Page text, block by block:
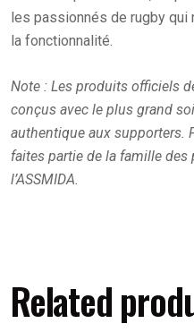
les passionnés de rugby
la fonctionnalité.
Note : Les produits officiels
conçus avec le plus grand
authentique aux supporters.
faites partie de la famille des
l’ASSMIDA.
Related